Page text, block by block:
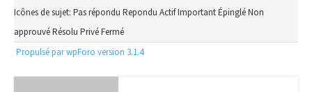
Icônes de sujet: Pas répondu Repondu ActifImportantÉpingléNon
approuvéRésolu PrivéFermé
Propulsé par wpForo version 3.1.4